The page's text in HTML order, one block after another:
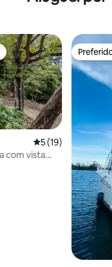
dos hóspedes
5 de uma
5 (19)
com vista